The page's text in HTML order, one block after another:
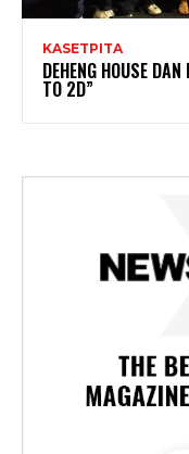
KASETPITA
DEHENG HOUSE
TO 2D”